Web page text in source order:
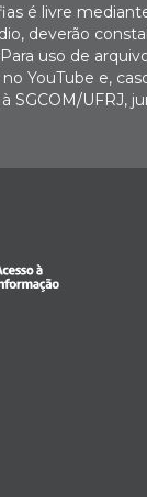
é livre
deverão
uso de
YouTube e,
SGCOM/UFRJ,